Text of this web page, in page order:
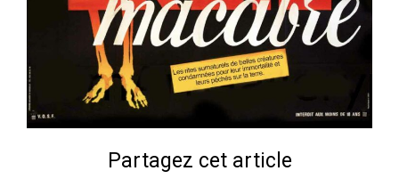
Partagez cet article